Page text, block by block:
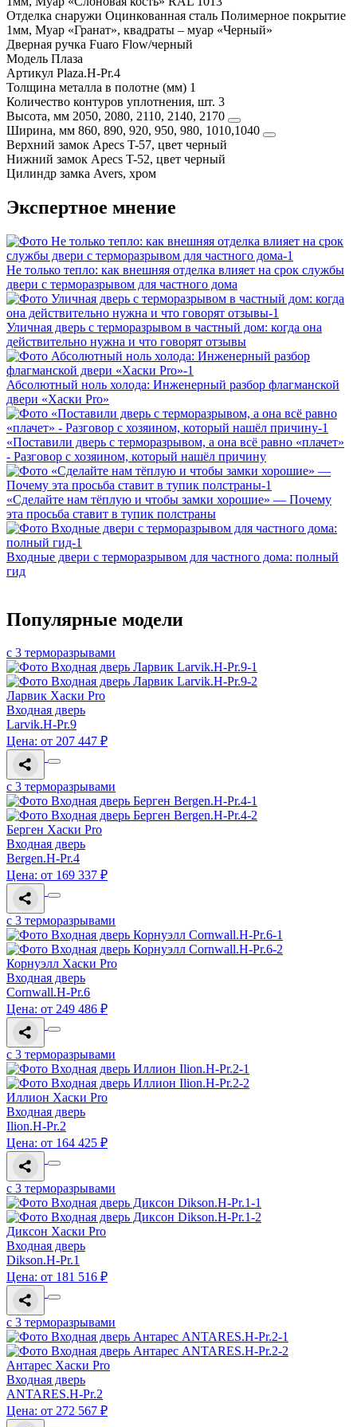
Отделка снаружи Оцинкованная сталь Полимерное покрытие
1мм, Муар «Гранат», квадраты – муар «Черный»
Дверная ручка Fuaro Flоw/черный
Модель Плаза
Артикул Plaza.H-Pr.4
Толщина металла в полотне (мм) 1
Количество контуров уплотнения, шт. 3
Высота, мм 2050, 2080, 2110, 2140, 2170
Ширина, мм 860, 890, 920, 950, 980, 1010,1040
Верхний замок Apecs T-57, цвет черный
Нижний замок Apecs T-52, цвет черный
Цилиндр замка Avers, хром
Экспертное мнение
Не только тепло: как внешняя отделка влияет на срок службы
двери с терморазрывом для частного дома
Уличная дверь с терморазрывом в частный дом: когда она
действительно нужна и что говорят отзывы
Абсолютный ноль холода: Инженерный разбор флагманской
двери «Хаски Pro»
«Поставили дверь с терморазрывом, а она всё равно «плачет»
- Разговор с хозяином, который нашёл причину
«Сделайте нам тёплую и чтобы замки хорошие» — Почему
эта просьба ставит в тупик полстраны
Входные двери с терморазрывом для частного дома: полный
гид
Популярные модели
с 3 терморазрывами
Ларвик Хаски Pro
Входная дверь
Larvik.H-Pr.9
Цена: от 207 447 ₽
с 3 терморазрывами
Берген Хаски Pro
Входная дверь
Bergen.H-Pr.4
Цена: от 169 337 ₽
с 3 терморазрывами
Корнуэлл Хаски Pro
Входная дверь
Cornwall.H-Pr.6
Цена: от 249 486 ₽
с 3 терморазрывами
Иллион Хаски Pro
Входная дверь
Ilion.H-Pr.2
Цена: от 164 425 ₽
с 3 терморазрывами
Диксон Хаски Pro
Входная дверь
Dikson.H-Pr.1
Цена: от 181 516 ₽
с 3 терморазрывами
Антарес Хаски Pro
Входная дверь
ANTARES.H-Pr.2
Цена: от 272 567 ₽